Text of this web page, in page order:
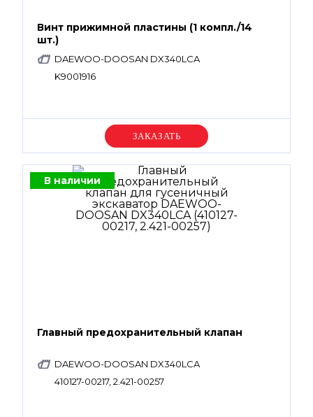
Винт прижимной пластины (1 компл./14
шт.)
DAEWOO-DOOSAN DX340LCA
K9001916
Уточняйте цену
В наличии
Главный предохранительный клапан
DAEWOO-DOOSAN DX340LCA
410127-00217, 2.421-00257